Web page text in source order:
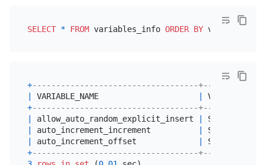
SELECT * FROM variables_info ORDER BY
+-----------------------------------
VARIABLE_NAME
+-----------------------------------
allow_auto_random_explicit_insert SESSION,
auto_increment_increment SESSION,
auto_increment_offset SESSION,
+-----------------------------------